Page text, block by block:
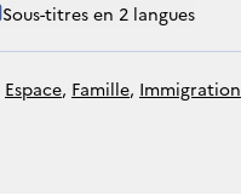
Sous-titres en 2 langues
espace, famille, immigration